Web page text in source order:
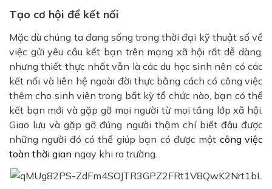
Tạo cơ hội để kết nối
Mặc dù chúng ta đang sống trong thời đại kỹ thuật số về
việc gửi yêu cầu kết bạn trên mạng xã hội rất dễ dàng,
nhưng thiết thực nhất vẫn là các du học sinh nên có các
kết nối và liên hệ ngoài đời thực bằng cách có công việc
thêm cho sinh viên trong bất kỳ tổ chức nào, bạn có thể
kết bạn mới và gặp gỡ mọi người từ mọi tầng lớp xã hội.
Giao lưu và gặp gỡ đúng người thậm chí biết đâu được
những người đó có thể giúp bạn có được một công việc
toàn thời gian ngay khi ra trường.